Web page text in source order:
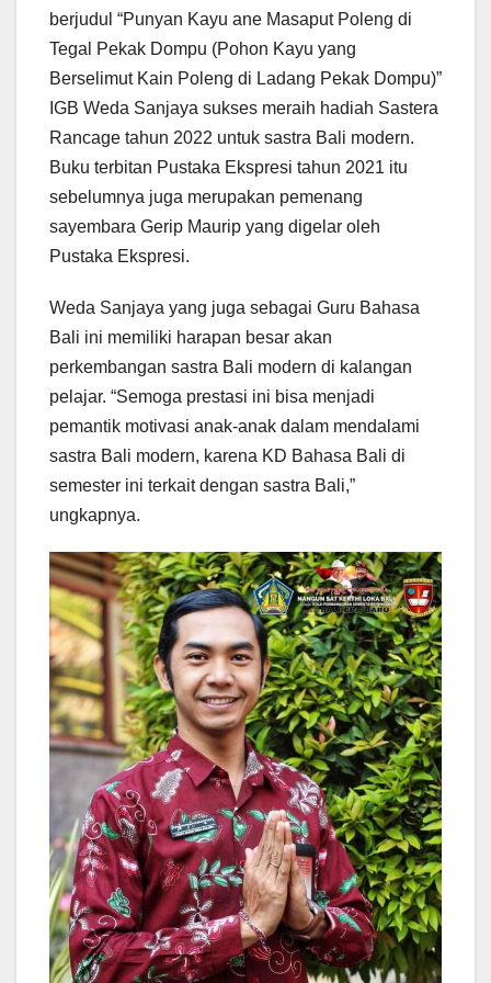
berjudul “Punyan Kayu ane Masaput Poleng di
Tegal Pekak Dompu (Pohon Kayu yang
Berselimut Kain Poleng di Ladang Pekak Dompu)”
IGB Weda Sanjaya sukses meraih hadiah Sastera
Rancage tahun 2022 untuk sastra Bali modern.
Buku terbitan Pustaka Ekspresi tahun 2021 itu
sebelumnya juga merupakan pemenang
sayembara Gerip Maurip yang digelar oleh
Pustaka Ekspresi.
Weda Sanjaya yang juga sebagai Guru Bahasa
Bali ini memiliki harapan besar akan
perkembangan sastra Bali modern di kalangan
pelajar. “Semoga prestasi ini bisa menjadi
pemantik motivasi anak-anak dalam mendalami
sastra Bali modern, karena KD Bahasa Bali di
semester ini terkait dengan sastra Bali,”
ungkapnya.